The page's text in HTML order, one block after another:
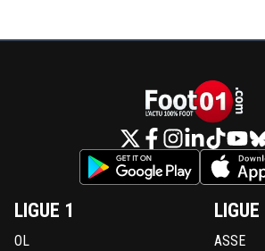
LIGUE 1
OL
LIGUE
ASSE